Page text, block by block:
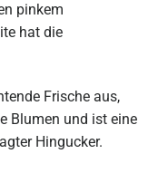
pinkem
hat die
Frische aus,
Blumen und ist eine
Hingucker.